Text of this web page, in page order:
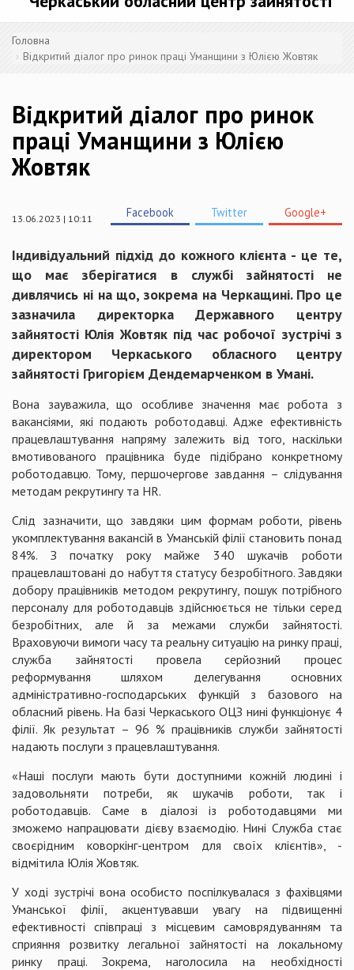
Головна
Відкритий діалог про ринок праці Уманщини з Юлією Жовтяк
Відкритий діалог про ринок
праці Уманщини з Юлією
Жовтяк
13.06.2023 | 10:11 Facebook Twitter Google+
Індивідуальний підхід до кожного клієнта - це те,
що має зберігатися в службі зайнятості не
дивлячись ні на що, зокрема на Черкащині. Про це
зазначила директорка Державного центру
зайнятості Юлія Жовтяк під час робочої зустрічі з
директором Черкаського обласного центру
зайнятості Григорієм Дендемарченком в Умані.
Вона зауважила, що особливе значення має робота з
вакансіями, які подають роботодавці. Адже ефективність
працевлаштування напряму залежить від того, наскільки
вмотивованого працівника буде підібрано конкретному
роботодавцю. Тому, першочергове завдання – слідування
методам рекрутингу та HR.
Слід зазначити, що завдяки цим формам роботи, рівень
укомплектування вакансій в Уманській філії становить понад
84%. З початку року майже 340 шукачів роботи
працевлаштовані до набуття статусу безробітного. Завдяки
добору працівників методом рекрутингу, пошук потрібного
персоналу для роботодавців здійснюється не тільки серед
безробітних, але й за межами служби зайнятості.
Враховуючи вимоги часу та реальну ситуацію на ринку праці,
служба зайнятості провела серйозний процес
реформування шляхом делегування основних
адміністративно-господарських функцій з базового на
обласний рівень. На базі Черкаського ОЦЗ нині функціонує 4
філії. Як результат – 96 % працівників служби зайнятості
надають послуги з працевлаштування.
«Наші послуги мають бути доступними кожній людині і
задовольняти потреби, як шукачів роботи, так і
роботодавців. Саме в діалозі із роботодавцями ми
зможемо напрацювати дієву взаємодію. Нині Служба стає
своєрідним коворкінг-центром для своїх клієнтів», -
відмітила Юлія Жовтяк.
У ході зустрічі вона особисто поспілкувалася з фахівцями
Уманської філії, акцентувавши увагу на підвищенні
ефективності співпраці з місцевим самоврядуванням та
сприяння розвитку легальної зайнятості на локальному
ринку праці. Зокрема, наголосила на необхідності